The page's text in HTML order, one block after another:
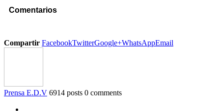
Comentarios
Compartir FacebookTwitterGoogle+WhatsAppEmail
Prensa E.D.V 6914 posts 0 comments